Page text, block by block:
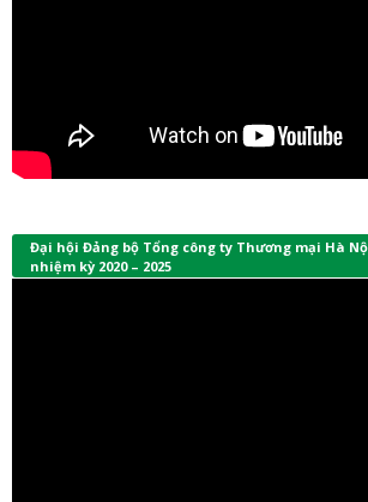
Đại hội Đảng bộ Tổng công ty Thương mại Hà
nhiệm kỳ 2020 – 2025